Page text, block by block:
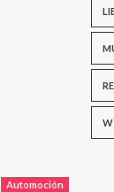
Automoción